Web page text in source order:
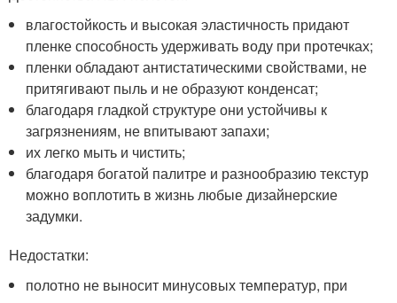
влагостойкость и высокая эластичность придают
пленке способность удерживать воду при протечках;
пленки обладают антистатическими свойствами, не
притягивают пыль и не образуют конденсат;
благодаря гладкой структуре они устойчивы к
загрязнениям, не впитывают запахи;
их легко мыть и чистить;
благодаря богатой палитре и разнообразию текстур
можно воплотить в жизнь любые дизайнерские
задумки.
Недостатки:
полотно не выносит минусовых температур, при